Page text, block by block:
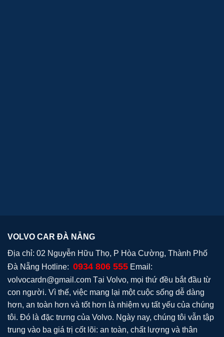
VOLVO CAR ĐÀ NẴNG
Địa chỉ: 02 Nguyễn Hữu Thọ, P Hòa Cường, Thành Phố
Đà Nẵng Hotline: 0934 806 555 Email:
volvocardn@gmail.com Tại Volvo, mọi thứ đều bắt đầu từ
con người. Vì thế, việc mang lại một cuộc sống dễ dàng
hơn, an toàn hơn và tốt hơn là nhiệm vụ tất yếu của chúng
tôi. Đó là đặc trưng của Volvo. Ngày nay, chúng tôi vẫn tập
trung vào ba giá trị cốt lõi: an toàn, chất lượng và thân